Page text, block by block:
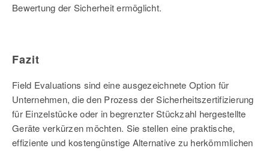
Bewertung der Sicherheit ermöglicht.
Fazit
Field Evaluations sind eine ausgezeichnete Option für
Unternehmen, die den Prozess der Sicherheitszertifizierung
für Einzelstücke oder in begrenzter Stückzahl hergestellte
Geräte verkürzen möchten. Sie stellen eine praktische,
effiziente und kostengünstige Alternative zu herkömmlichen